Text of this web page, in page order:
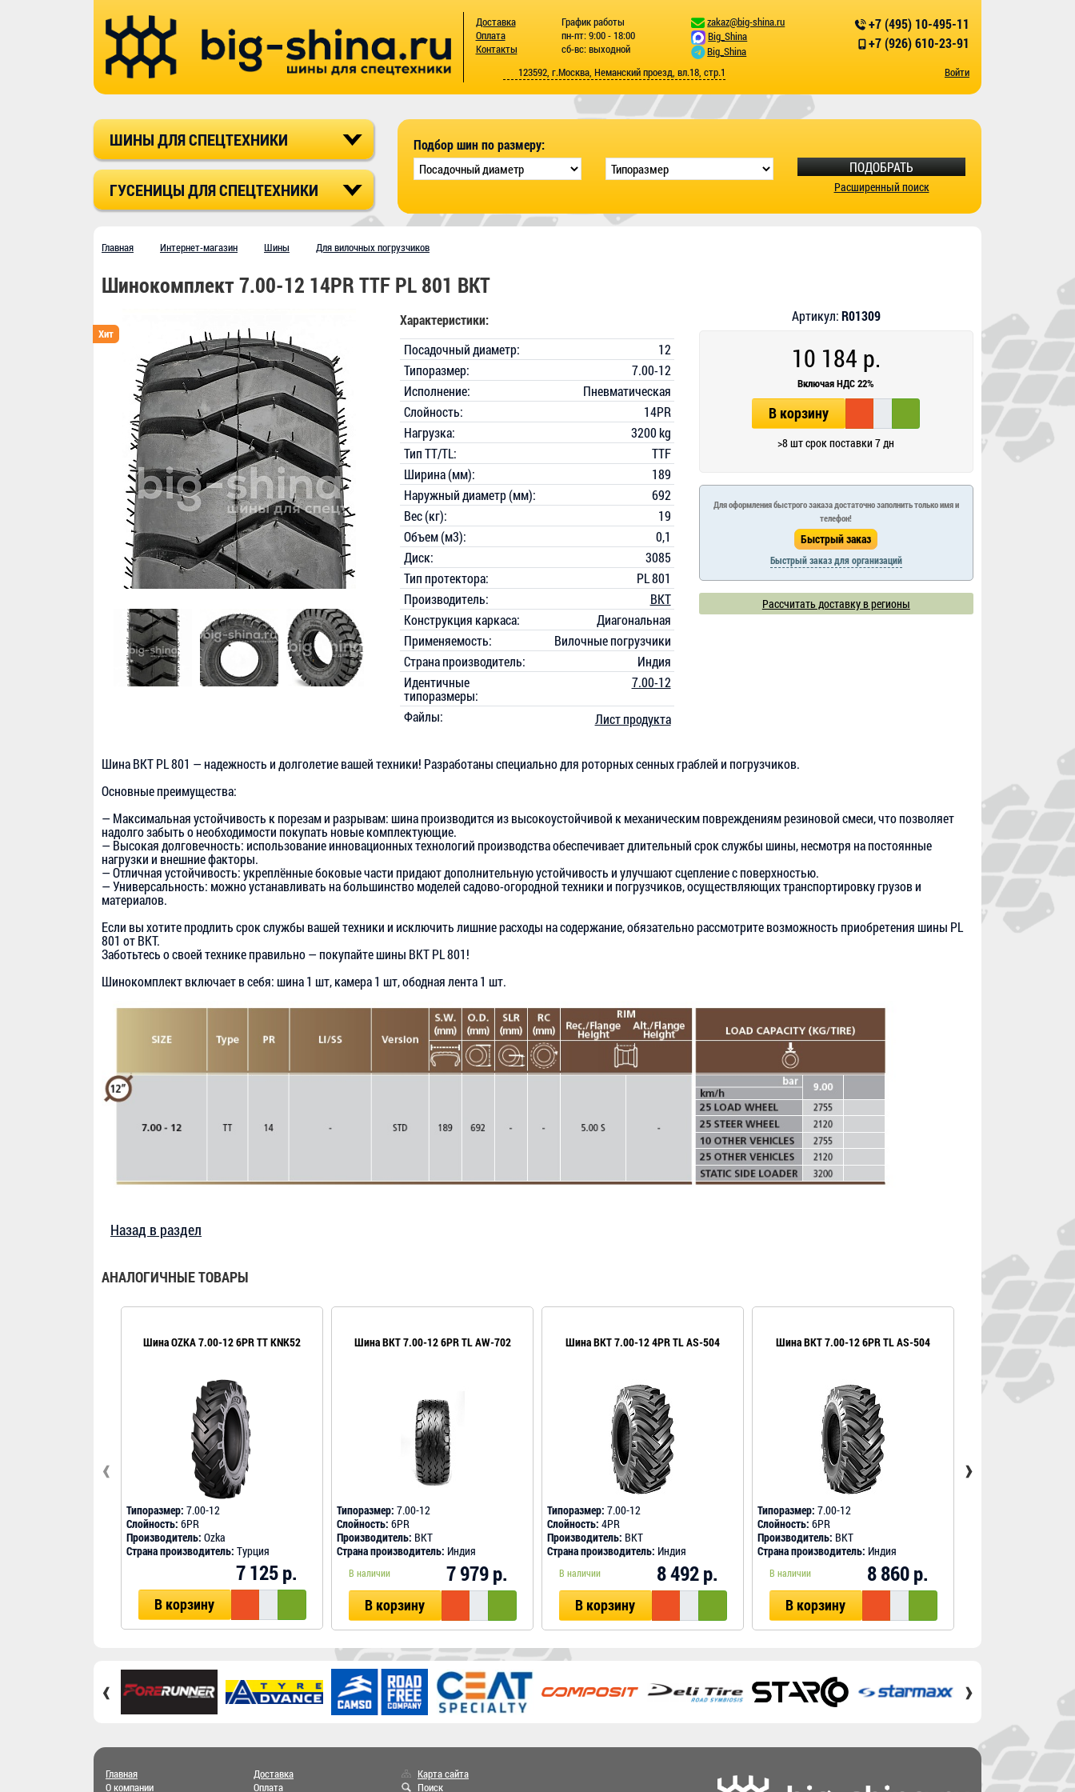
Доставка
Оплата
Контакты
График работы
пн-пт: 9:00 - 18:00
сб-вс: выходной
zakaz@big-shina.ru
Big_Shina
Big_Shina
+7 (495) 10-495-11
+7 (926) 610-23-91
123592, г.Москва, Неманский проезд, вл.18, стр.1 Войти
ШИНЫ ДЛЯ СПЕЦТЕХНИКИ
ГУСЕНИЦЫ ДЛЯ СПЕЦТЕХНИКИ
Подбор шин по размеру:
ПОДОБРАТЬ
Расширенный поиск
Главная Интернет-магазин Шины Для вилочных погрузчиков
Шинокомплект 7.00-12 14PR TTF PL 801 BKT
Хит
Артикул:R01309
10 184 р.
Включая НДС 22%
В корзину
>8 шт срок поставки 7 дн
Для оформления быстрого заказа достаточно заполнить только имя и
телефон!
Быстрый заказ для организаций
Рассчитать доставку в регионы
Характеристики:
Посадочный диаметр:
12
Типоразмер:
7.00-12
Исполнение:
Пневматическая
Слойность:
14PR
Нагрузка:
3200 kg
Тип TT/TL:
TTF
Ширина (мм):
189
Наружный диаметр (мм):
692
Вес (кг):
19
Объем (м3):
0,1
Диск:
3085
Тип протектора:
PL 801
Производитель:
BKT
Конструкция каркаса:
Диагональная
Применяемость:
Вилочные погрузчики
Страна производитель:
Индия
Идентичные
типоразмеры:
7.00-12
Файлы: Лист продукта
Шина BKT PL 801 — надежность и долголетие вашей техники! Разработаны специально для роторных сенных граблей и погрузчиков.
Основные преимущества:
— Максимальная устойчивость к порезам и разрывам: шина производится из высокоустойчивой к механическим повреждениям резиновой смеси, что позволяет
надолго забыть о необходимости покупать новые комплектующие.
— Высокая долговечность: использование инновационных технологий производства обеспечивает длительный срок службы шины, несмотря на постоянные
нагрузки и внешние факторы.
— Отличная устойчивость: укреплённые боковые части придают дополнительную устойчивость и улучшают сцепление с поверхностью.
— Универсальность: можно устанавливать на большинство моделей садово-огородной техники и погрузчиков, осуществляющих транспортировку грузов и
материалов.
Если вы хотите продлить срок службы вашей техники и исключить лишние расходы на содержание, обязательно рассмотрите возможность приобретения шины PL
801 от BKT.
Заботьтесь о своей технике правильно — покупайте шины BKT PL 801!
Шинокомплект включает в себя: шина 1 шт, камера 1 шт, ободная лента 1 шт.
Назад в раздел
АНАЛОГИЧНЫЕ ТОВАРЫ
Шина OZKA 7.00-12 6PR TT KNK52
Типоразмер: 7.00-12
Слойность: 6PR
Производитель: Ozka
Страна производитель: Турция
7 125 р.
В корзину
Шина BKT 7.00-12 6PR TL AW-702
Типоразмер: 7.00-12
Слойность: 6PR
Производитель: BKT
Страна производитель: Индия
В наличии 7 979 р.
В корзину
Шина BKT 7.00-12 4PR TL AS-504
Типоразмер: 7.00-12
Слойность: 4PR
Производитель: BKT
Страна производитель: Индия
В наличии 8 492 р.
В корзину
Шина BKT 7.00-12 6PR TL AS-504
Типоразмер: 7.00-12
Слойность: 6PR
Производитель: BKT
Страна производитель: Индия
В наличии 8 860 р.
В корзину
Шинокомплект 7.00-
NHS
‹ ›
‹ ›
Главная
О компании
Доставка
Оплата
Карта сайта
Поиск